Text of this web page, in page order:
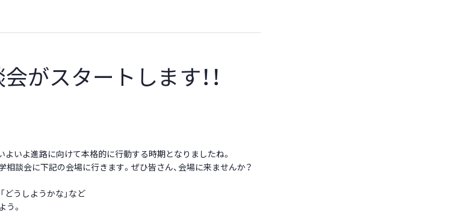
がスタートします！！
いよ進路に向けて本格的に行動する時期となりましたね。
相談会に下記の会場に行きます。ぜひ皆さん、会場に来ませんか？
どうしようかな」など
う。